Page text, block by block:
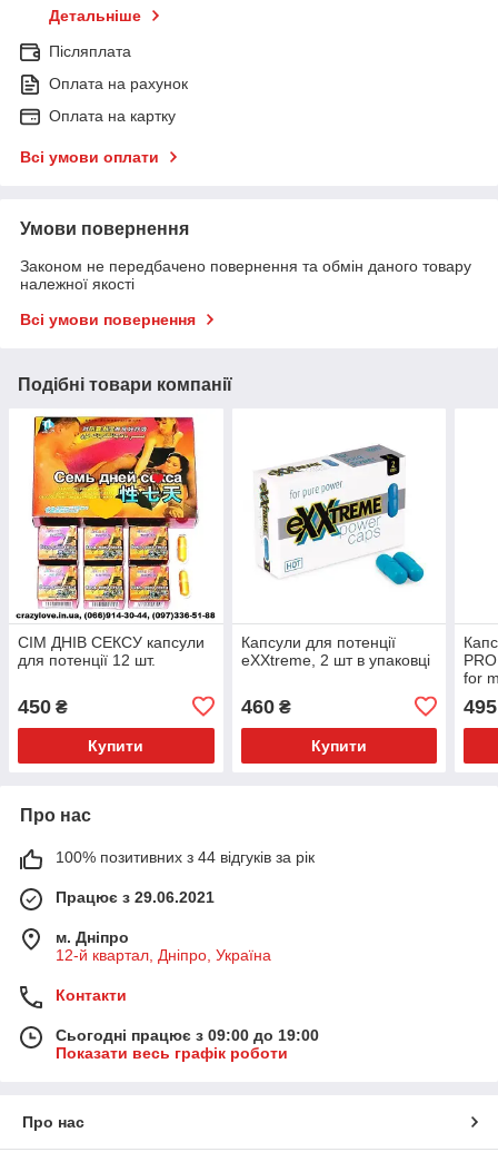
Детальніше
Післяплата
Оплата на рахунок
Оплата на картку
Всі умови оплати
Умови повернення
Законом не передбачено повернення та обмін даного товару
належної якості
Всі умови повернення
Подібні товари компанії
СІМ ДНІВ СЕКСУ капсули
для потенції 12 шт.
450 ₴
Купити
Капсули для потенції
eXXtreme, 2 шт в упаковці
460₴
Купити
for
495
Про нас
100% позитивних з 44 відгуків за рік
Працює з 29.06.2021
м. Дніпро
12-й квартал, Дніпро, Україна
Контакти
Сьогодні працює з 09:00 до 19:00
Показати весь графік роботи
Про нас